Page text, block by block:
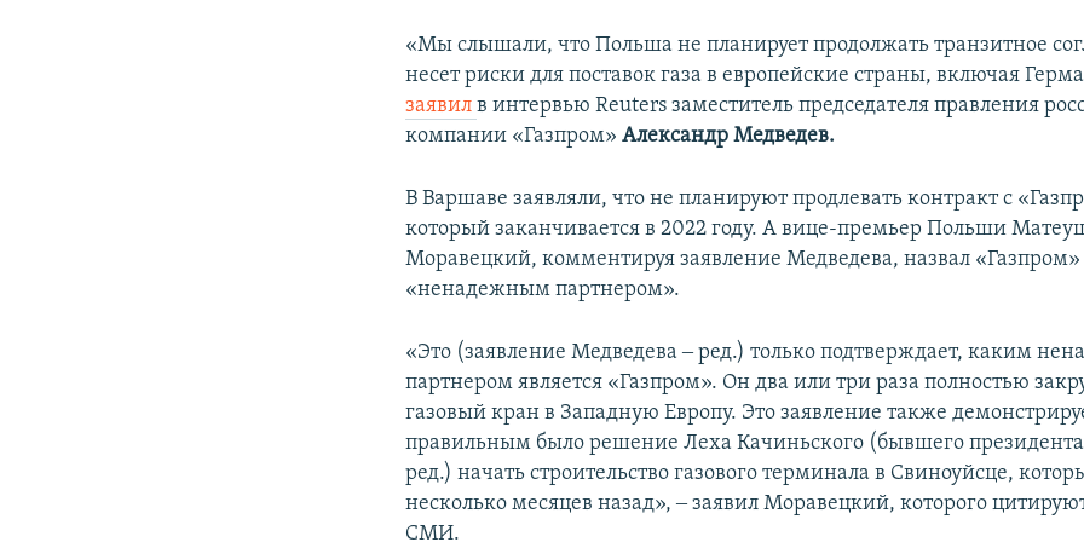
«Мы слышали, что Польша не планирует продолжать транзитное
несет риски для поставок газа в европейские страны, включая
заявилв интервью Reuters заместитель председателя правления
компании «Газпром»Александр Медведев.
В Варшаве заявляли, что не планируют продлевать контракт с
который заканчивается в 2022 году. А вице-премьер Польши
Моравецкий, комментируя заявление Медведева, назвал «Газпром»
«ненадежным партнером».
«Это (заявление Медведева ‒ ред.) только подтверждает, каким
партнером является «Газпром». Он два или три раза полностью
газовый кран в Западную Европу. Это заявление также
правильным было решение Леха Качиньского (бывшего
ред.) начать строительство газового терминала в Свиноуйсце,
несколько месяцев назад», ‒ заявил Моравецкий, которого
СМИ.